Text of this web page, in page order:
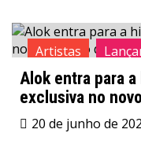
Artistas
News
Alok entra para
exclusiva no
20 de junho de